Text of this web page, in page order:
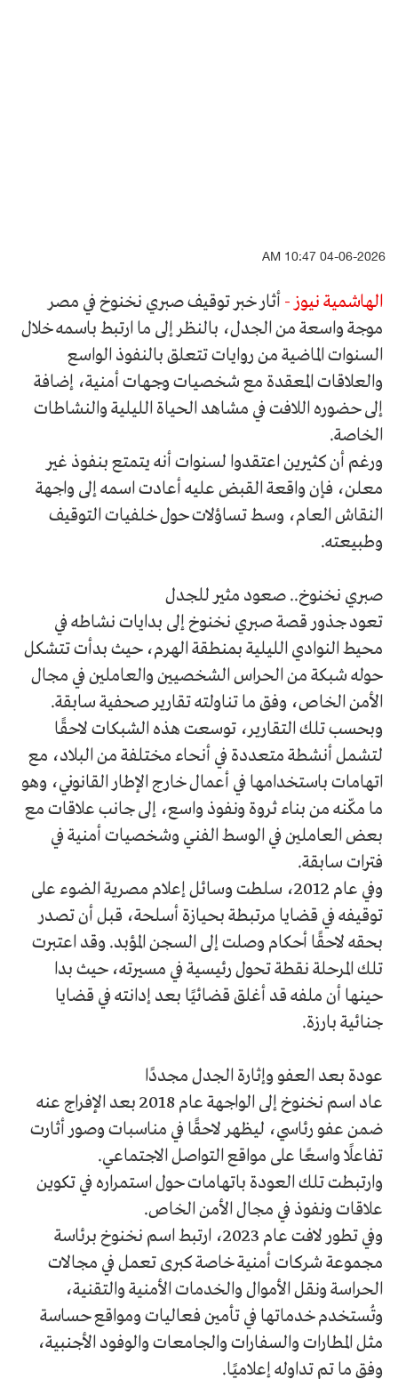
04-06-2026 10:47 AM
الهاشمية نيوز - أثار خبر توقيف صبري نخنوخ في مصر
موجة واسعة من الجدل، بالنظر إلى ما ارتبط باسمه خلال
السنوات الماضية من روايات تتعلق بالنفوذ الواسع
والعلاقات المعقدة مع شخصيات وجهات أمنية، إضافة
إلى حضوره اللافت في مشاهد الحياة الليلية والنشاطات
الخاصة.
ورغم أن كثيرين اعتقدوا لسنوات أنه يتمتع بنفوذ غير
معلن، فإن واقعة القبض عليه أعادت اسمه إلى واجهة
النقاش العام، وسط تساؤلات حول خلفيات التوقيف
وطبيعته.
صبري نخنوخ.. صعود مثير للجدل
تعود جذور قصة صبري نخنوخ إلى بدايات نشاطه في
محيط النوادي الليلية بمنطقة الهرم، حيث بدأت تتشكل
حوله شبكة من الحراس الشخصيين والعاملين في مجال
الأمن الخاص، وفق ما تناولته تقارير صحفية سابقة.
وبحسب تلك التقارير، توسعت هذه الشبكات لاحقًا
لتشمل أنشطة متعددة في أنحاء مختلفة من البلاد، مع
اتهامات باستخدامها في أعمال خارج الإطار القانوني، وهو
ما مكّنه من بناء ثروة ونفوذ واسع، إلى جانب علاقات مع
بعض العاملين في الوسط الفني وشخصيات أمنية في
فترات سابقة.
وفي عام 2012، سلطت وسائل إعلام مصرية الضوء على
توقيفه في قضايا مرتبطة بحيازة أسلحة، قبل أن تصدر
بحقه لاحقًا أحكام وصلت إلى السجن المؤبد. وقد اعتبرت
تلك المرحلة نقطة تحول رئيسية في مسيرته، حيث بدا
حينها أن ملفه قد أغلق قضائيًا بعد إدانته في قضايا
جنائية بارزة.
عودة بعد العفو وإثارة الجدل مجددًا
عاد اسم نخنوخ إلى الواجهة عام 2018 بعد الإفراج عنه
ضمن عفو رئاسي، ليظهر لاحقًا في مناسبات وصور أثارت
تفاعلًا واسعًا على مواقع التواصل الاجتماعي.
وارتبطت تلك العودة باتهامات حول استمراره في تكوين
علاقات ونفوذ في مجال الأمن الخاص.
وفي تطور لافت عام 2023، ارتبط اسم نخنوخ برئاسة
مجموعة شركات أمنية خاصة كبرى تعمل في مجالات
الحراسة ونقل الأموال والخدمات الأمنية والتقنية،
وتُستخدم خدماتها في تأمين فعاليات ومواقع حساسة
مثل المطارات والسفارات والجامعات والوفود الأجنبية،
وفق ما تم تداوله إعلاميًا.